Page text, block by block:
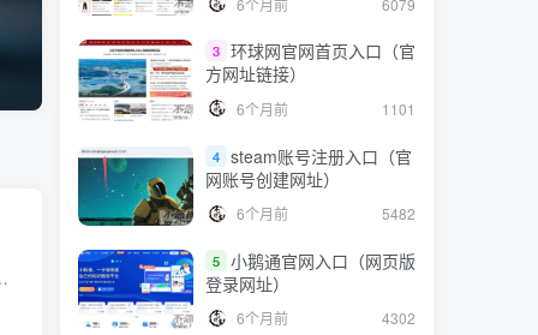
成一个包，然后对这些信息进行 Hash 计算，得到一个 H...
3 环球网官网首页入口（官
方网址链接）
6个月前 1101
4 steam账号注册入口（官
网账号创建网址）
6个月前 5482
5 小鹅通官网入口（网页版
登录网址）
6个月前 4302